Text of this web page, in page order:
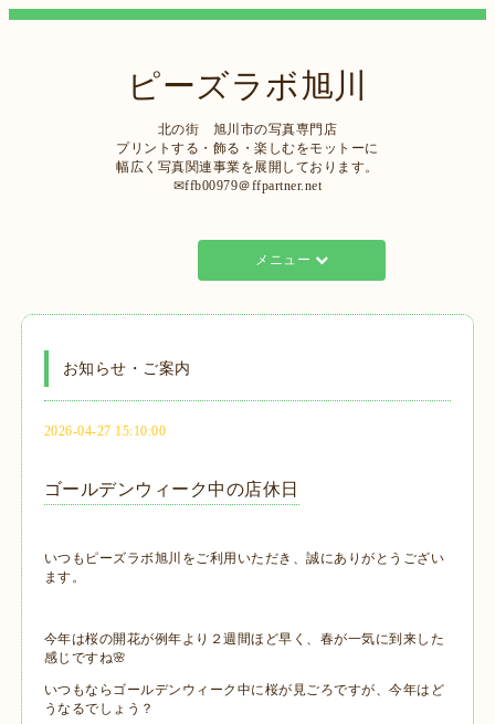
ピーズラボ旭川
北の街 旭川市の写真専門店
プリントする・飾る・楽しむをモットーに
幅広く写真関連事業を展開しております。
✉ffb00979＠ffpartner.net
メニュー
お知らせ・ご案内
2026-04-27 15:10:00
ゴールデンウィーク中の店休日
いつもピーズラボ旭川をご利用いただき、誠にありがとうござい
ます。
今年は桜の開花が例年より２週間ほど早く、春が一気に到来した
感じですね🌸
いつもならゴールデンウィーク中に桜が見ごろですが、今年はど
うなるでしょう？